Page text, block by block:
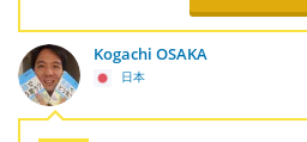
Kogachi OSAKA
日本